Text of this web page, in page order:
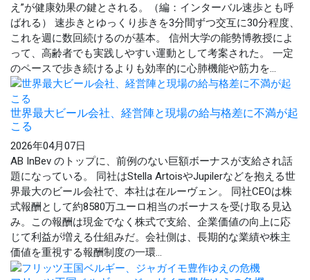
え”が健康効果の鍵とされる。（編：インターバル速歩とも呼
ばれる） 速歩きとゆっくり歩きを3分間ずつ交互に30分程度、
これを週に数回続けるのが基本。 信州大学の能勢博教授によ
って、高齢者でも実践しやすい運動として考案された。 一定
のペースで歩き続けるよりも効率的に心肺機能や筋力を...
世界最大ビール会社、経営陣と現場の給与格差に不満が起
こる
2026年04月07日
AB InBev のトップに、前例のない巨額ボーナスが支給され話
題になっている。 同社はStella ArtoisやJupilerなどを抱える世
界最大のビール会社で、本社は在ルーヴェン。 同社CEOは株
式報酬として約8580万ユーロ相当のボーナスを受け取る見込
み。この報酬は現金でなく株式で支給、企業価値の向上に応
じて利益が増える仕組みだ。会社側は、長期的な業績や株主
価値を重視する報酬制度の一環...